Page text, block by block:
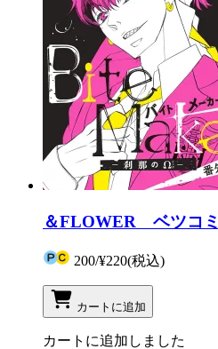
＆FLOWER ベツコ
200/¥220(税込)
カートに追加
カートに追加しました